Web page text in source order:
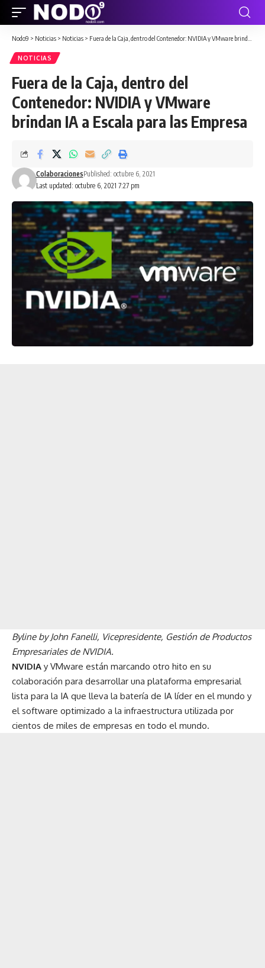
Nodo9 > Noticias > Noticias > Fuera de la Caja, dentro del Contenedor: NVIDIA y VMware brindan IA a Escala para las Empresa
NOTICIAS
Fuera de la Caja, dentro del
Contenedor: NVIDIA y VMware
brindan IA a Escala para las Empresa
Last updated: octubre 6, 2021 7:27 pm
ColaboracionesPublished: octubre 6, 2021
Byline by John Fanelli, Vicepresidente, Gestión de Productos
Empresariales de NVIDIA.
NVIDIA y VMware están marcando otro hito en su
colaboración para desarrollar una plataforma empresarial
lista para la IA que lleva la batería de IA líder en el mundo y
el software optimizado a la infraestructura utilizada por
cientos de miles de empresas en todo el mundo.